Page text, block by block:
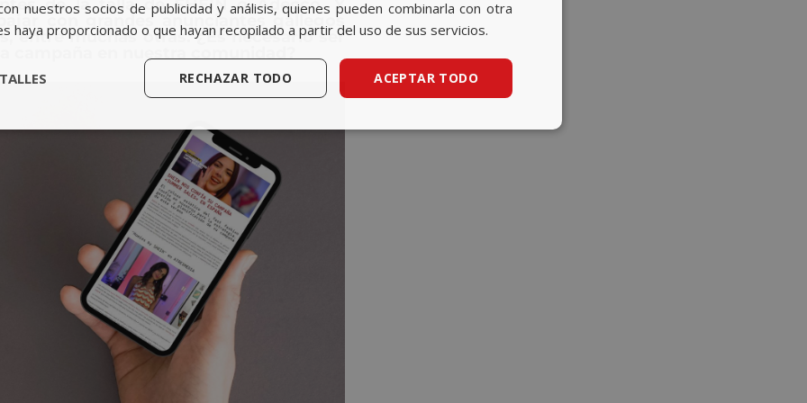
de la talla de SHEIN o Adecco. Y
con grandes anunciantes gallegos
entre muchas otras. ¿Es necesario ser
ENGLISH
nuestros socios de publicidad y análisis, quienes pueden combinarla con otra
haya proporcionado o que hayan recopilado a partir del uso de sus servicios.
ACEPTAR TODO
RECHAZAR TODO